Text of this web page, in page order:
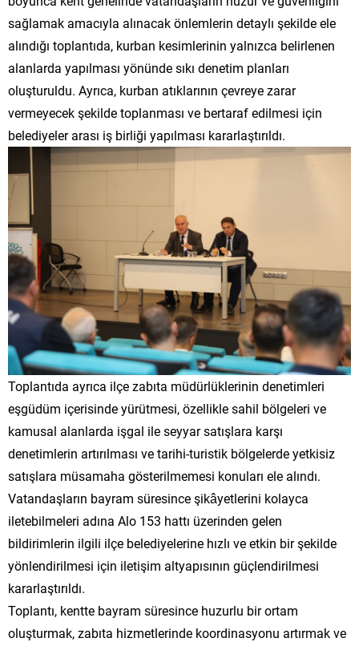
sağlamak amacıyla alınacak önlemlerin detaylı şekilde ele
alındığı toplantıda, kurban kesimlerinin yalnızca belirlenen
alanlarda yapılması yönünde sıkı denetim planları
oluşturuldu. Ayrıca, kurban atıklarının çevreye zarar
vermeyecek şekilde toplanması ve bertaraf edilmesi için
belediyeler arası iş birliği yapılması kararlaştırıldı.
Toplantıda ayrıca ilçe zabıta müdürlüklerinin denetimleri
eşgüdüm içerisinde yürütmesi, özellikle sahil bölgeleri ve
kamusal alanlarda işgal ile seyyar satışlara karşı
denetimlerin artırılması ve tarihi-turistik bölgelerde yetkisiz
satışlara müsamaha gösterilmemesi konuları ele alındı.
Vatandaşların bayram süresince şikâyetlerini kolayca
iletebilmeleri adına Alo 153 hattı üzerinden gelen
bildirimlerin ilgili ilçe belediyelerine hızlı ve etkin bir şekilde
yönlendirilmesi için iletişim altyapısının güçlendirilmesi
kararlaştırıldı.
Toplantı, kentte bayram süresince huzurlu bir ortam
oluşturmak, zabıta hizmetlerinde koordinasyonu artırmak ve